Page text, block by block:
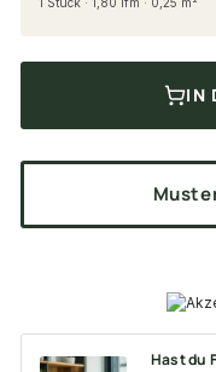
IN
Hast du